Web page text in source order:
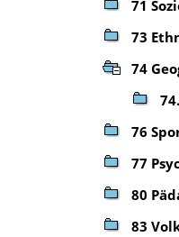
71
73
74
76
77
80
83